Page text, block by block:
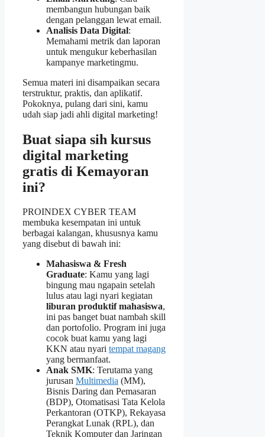
membangun hubungan baik
dengan pelanggan lewat email.
Analisis Data Digital:
Memahami metrik dan laporan
untuk mengukur keberhasilan
kampanye marketingmu.
Semua materi ini disampaikan secara
terstruktur, praktis, dan aplikatif.
Pokoknya, pulang dari sini, kamu
udah siap jadi ahli digital marketing!
Buat siapa sih kursus
digital marketing
gratis di Kemayoran
ini?
PROINDEX CYBER TEAM
membuka kesempatan ini untuk
berbagai kalangan, khususnya kamu
yang disebut di bawah ini:
Mahasiswa & Fresh
Graduate: Kamu yang lagi
bingung mau ngapain setelah
lulus atau lagi nyari kegiatan
liburan produktif mahasiswa,
ini pas banget buat nambah skill
dan portofolio. Program ini juga
cocok buat kamu yang lagi
KKN atau nyari tempat magang
yang bermanfaat.
Anak SMK: Terutama yang
jurusan Multimedia (MM),
Bisnis Daring dan Pemasaran
(BDP), Otomatisasi Tata Kelola
Perkantoran (OTKP), Rekayasa
Perangkat Lunak (RPL), dan
Teknik Komputer dan Jaringan